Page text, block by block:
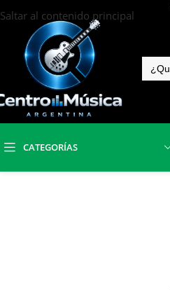
Saltar al contenido principal
CATEGORÍAS